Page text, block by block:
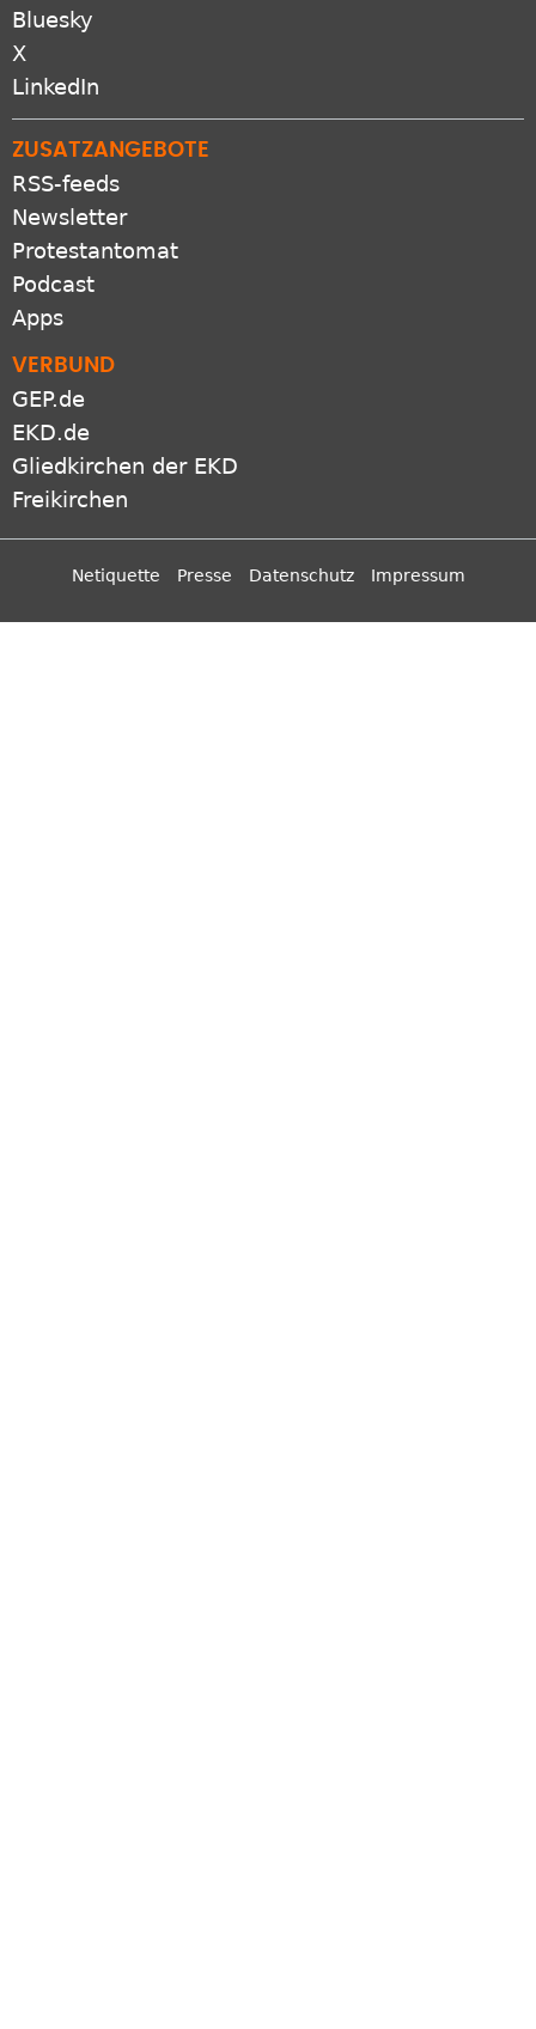
Bluesky
X
LinkedIn
ZUSATZANGEBOTE
RSS-feeds
Newsletter
Protestantomat
Podcast
Apps
VERBUND
GEP.de
EKD.de
Gliedkirchen der EKD
Freikirchen
Netiquette Presse Datenschutz Impressum